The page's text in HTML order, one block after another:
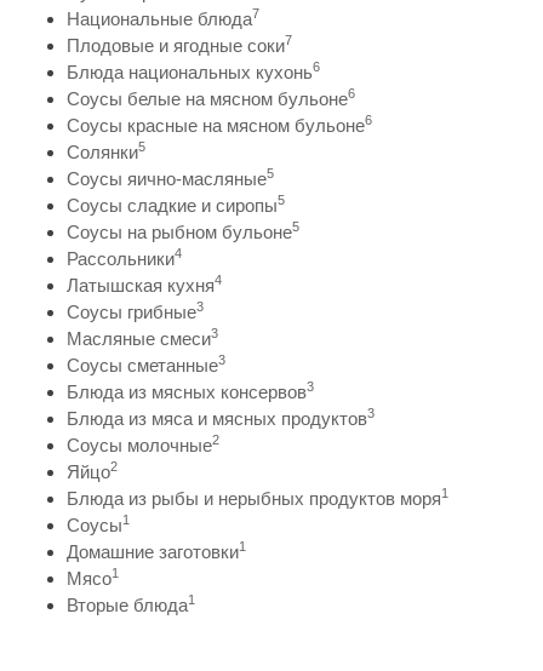
Национальные блюда7
Плодовые и ягодные соки7
Блюда национальных кухонь6
Соусы белые на мясном бульоне6
Соусы красные на мясном бульоне6
Солянки5
Соусы яично-масляные5
Соусы сладкие и сиропы5
Соусы на рыбном бульоне5
Рассольники4
Латышская кухня4
Соусы грибные3
Масляные смеси3
Соусы сметанные3
Блюда из мясных консервов3
Блюда из мяса и мясных продуктов3
Соусы молочные2
Яйцо2
Блюда из рыбы и нерыбных продуктов моря1
Соусы1
Домашние заготовки1
Мясо1
Вторые блюда1